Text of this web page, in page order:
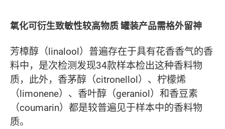
氧化可衍生致敏性较高物质 罐装产品需格外留神
芳樟醇（linalool）普遍存在于具有花香香气的香
料中，是次检测发现34款样本检出这种香料物
质，此外，香茅醇（citronellol）、柠檬烯
（limonene）、香叶醇（geraniol）和香豆素
（coumarin）都是较普遍见于样本中的香料物
质。